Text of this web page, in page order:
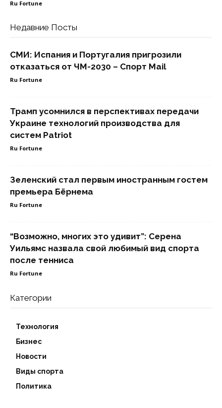
Ru Fortune
Недавние Посты
СМИ: Испания и Португалия пригрозили
отказаться от ЧМ-2030 – Спорт Mail
Ru Fortune
Трамп усомнился в перспективах передачи
Украине технологий производства для
систем Patriot
Ru Fortune
Зеленский стал первым иностранным гостем
премьера Бёрнема
Ru Fortune
“Возможно, многих это удивит”: Серена
Уильямс назвала свой любимый вид спорта
после тенниса
Ru Fortune
Категории
Технология
Бизнес
Новости
Виды спорта
Политика